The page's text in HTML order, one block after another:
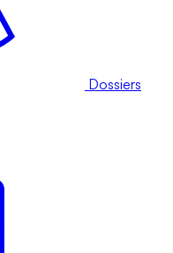
Dossiers